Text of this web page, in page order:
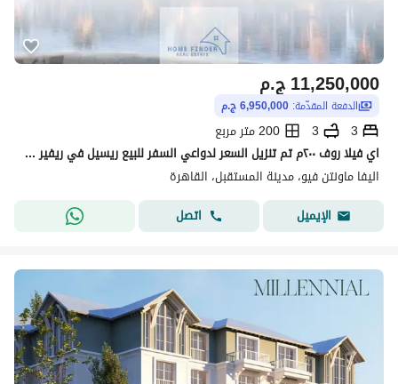
ج.م11,250,000
الدفعة المقدّمة: 6,950,000 ج.م
3
3
200 متر مربع
اي فيلا روف ٢٠٠م تم تنزيل السعر لدواعي السفر للبيع ريسيل في ريفير بارك ماونتن فيو اليفا
اليفا ماونتن فيو، مدينة المستقبل، القاهرة
الإيميل
اتصل